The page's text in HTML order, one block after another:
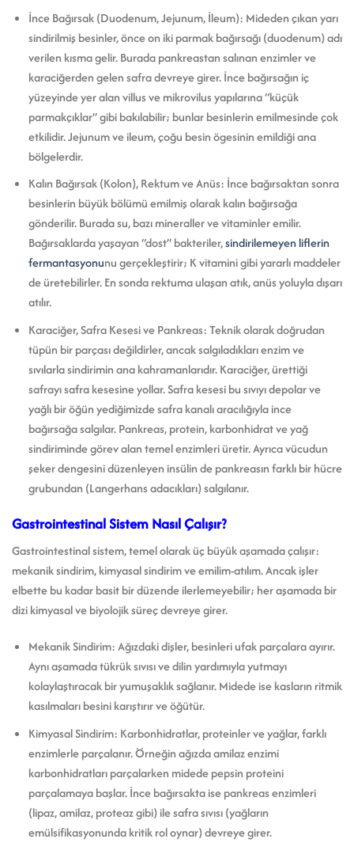
İnce Bağırsak (Duodenum, Jejunum, İleum): Mideden çıkan yarı
sindirilmiş besinler, önce on iki parmak bağırsağı (duodenum) adı
verilen kısma gelir. Burada pankreastan salınan enzimler ve
karaciğerden gelen safra devreye girer. İnce bağırsağın iç
yüzeyinde yer alan villus ve mikrovilus yapılarına “küçük
parmakçıklar” gibi bakılabilir; bunlar besinlerin emilmesinde çok
etkilidir. Jejunum ve ileum, çoğu besin ögesinin emildiği ana
bölgelerdir.
Kalın Bağırsak (Kolon), Rektum ve Anüs: İnce bağırsaktan sonra
besinlerin büyük bölümü emilmiş olarak kalın bağırsağa
gönderilir. Burada su, bazı mineraller ve vitaminler emilir.
Bağırsaklarda yaşayan “dost” bakteriler,sindirilemeyen liflerin
fermantasyonunu gerçekleştirir; K vitamini gibi yararlı maddeler
de üretebilirler. En sonda rektuma ulaşan atık, anüs yoluyla dışarı
atılır.
Karaciğer, Safra Kesesi ve Pankreas: Teknik olarak doğrudan
tüpün bir parçası değildirler, ancak salgıladıkları enzim ve
sıvılarla sindirimin ana kahramanlarıdır. Karaciğer, ürettiği
safrayı safra kesesine yollar. Safra kesesi bu sıvıyı depolar ve
yağlı bir öğün yediğimizde safra kanalı aracılığıyla ince
bağırsağa salgılar. Pankreas, protein, karbonhidrat ve yağ
sindiriminde görev alan temel enzimleri üretir. Ayrıca vücudun
şeker dengesini düzenleyen insülin de pankreasın farklı bir hücre
grubundan (Langerhans adacıkları) salgılanır.
Gastrointestinal Sistem Nasıl Çalışır?
Gastrointestinal sistem, temel olarak üç büyük aşamada çalışır:
mekanik sindirim, kimyasal sindirim ve emilim-atılım. Ancak işler
elbette bu kadar basit bir düzende ilerlemeyebilir; her aşamada bir
dizi kimyasal ve biyolojik süreç devreye girer.
Mekanik Sindirim: Ağızdaki dişler, besinleri ufak parçalara ayırır.
Aynı aşamada tükrük sıvısı ve dilin yardımıyla yutmayı
kolaylaştıracak bir yumuşaklık sağlanır. Midede ise kasların ritmik
kasılmaları besini karıştırır ve öğütür.
Kimyasal Sindirim: Karbonhidratlar, proteinler ve yağlar, farklı
enzimlerle parçalanır. Örneğin ağızda amilaz enzimi
karbonhidratları parçalarken midede pepsin proteini
parçalamaya başlar. İnce bağırsakta ise pankreas enzimleri
(lipaz, amilaz, proteaz gibi) ile safra sıvısı (yağların
emülsifikasyonunda kritik rol oynar) devreye girer.